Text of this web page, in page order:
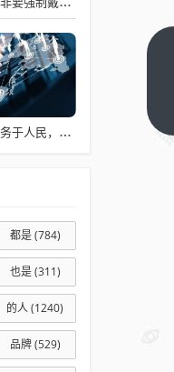
法律由服务于人民，变成了服务于法学届
都是(784)
也是(311)
的人(1240)
品牌(529)